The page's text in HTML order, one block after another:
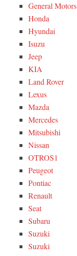
General Motors
Honda
Hyundai
Isuzu
Jeep
KIA
Land Rover
Lexus
Mazda
Mercedes
Mitsubishi
Nissan
OTROS1
Peugeot
Pontiac
Renault
Seat
Subaru
Suzuki
Suzuki